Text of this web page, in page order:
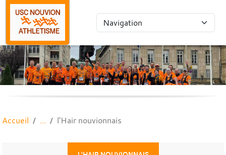
Accueil l'Hair nouvionnais
Panneau de gestion des cookies